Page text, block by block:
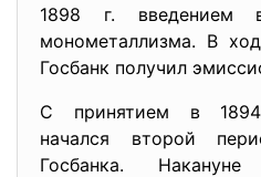
1898 г. введением
монометаллизма. В
Госбанк получил
С принятием в
начался второй
Госбанка.